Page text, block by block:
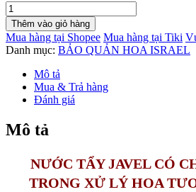
Thuốc
Bột
CLO
rữa
hoa
TOG
thế
thuốc
Thêm vào giỏ hàng
Mua hàng tại Shopee Mua hàng tại Tiki
Danh mục: BẢO QUẢN HOA ISRAEL
Mô tả
Mua & Trả hàng
Đánh giá
Mô tả
NƯỚC TẨY JAVEL CÓ
TRONG XỬ LÝ HOA